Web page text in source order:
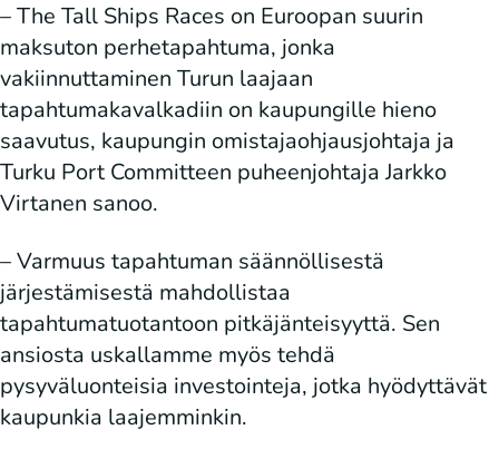
– The Tall Ships Races on Euroopan suurin
maksuton perhetapahtuma, jonka
vakiinnuttaminen Turun laajaan
tapahtumakavalkadiin on kaupungille hieno
saavutus, kaupungin omistajaohjausjohtaja ja
Turku Port Committeen puheenjohtaja Jarkko
Virtanen sanoo.
– Varmuus tapahtuman säännöllisestä
järjestämisestä mahdollistaa
tapahtumatuotantoon pitkäjänteisyyttä. Sen
ansiosta uskallamme myös tehdä
pysyväluonteisia investointeja, jotka hyödyttävät
kaupunkia laajemminkin.